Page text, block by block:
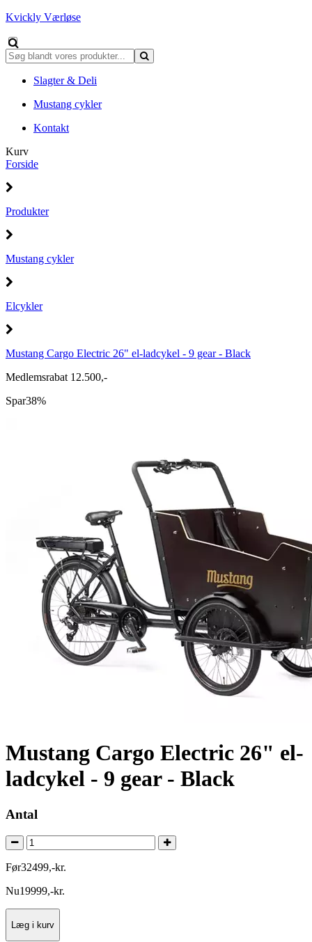
Kvickly Værløse
Slagter & Deli
Mustang cykler
Kontakt
Kurv
Forside
Produkter
Mustang cykler
Elcykler
Mustang Cargo Electric 26" el-ladcykel - 9 gear - Black
Medlemsrabat 12.500,-
Spar38%
Mustang Cargo Electric 26" el-
ladcykel - 9 gear - Black
Antal
Før32499,-kr.
Nu19999,-kr.
Læg i kurv